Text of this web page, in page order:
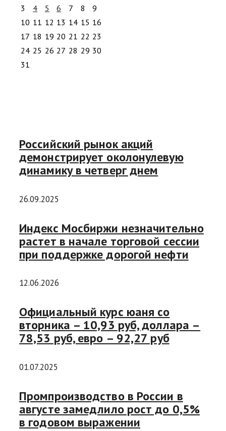
3 4 5 6 7 8
9
10 11 12 13 14 15 16
17 18 19 20 21 22 23
24 25 26 27 28 29 30
31
Российский рынок акций
демонстрирует околонулевую
динамику в четверг днем
26.09.2025
Индекс Мосбиржи незначительно
растет в начале торговой сессии
при поддержке дорогой нефти
12.06.2026
Официальный курс юаня со
вторника – 10,93 руб, доллара –
78,53 руб, евро – 92,27 руб
01.07.2025
Промпроизводство в России в
августе замедлило рост до 0,5%
в годовом выражении